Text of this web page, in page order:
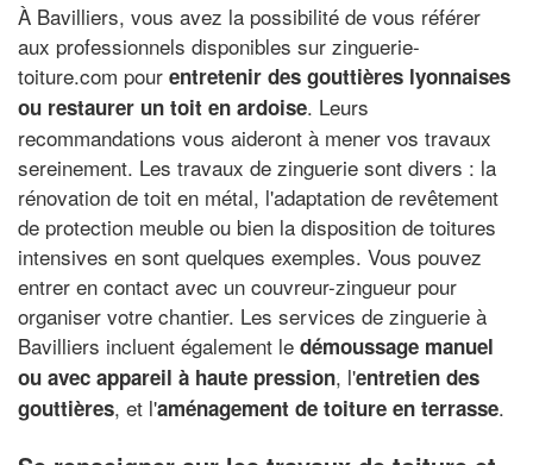
À Bavilliers, vous avez la possibilité de vous référer
aux professionnels disponibles sur zinguerie-
toiture.com pour entretenir des gouttières lyonnaises
ou restaurer un toit en ardoise. Leurs
recommandations vous aideront à mener vos travaux
sereinement. Les travaux de zinguerie sont divers : la
rénovation de toit en métal, l'adaptation de revêtement
de protection meuble ou bien la disposition de toitures
intensives en sont quelques exemples. Vous pouvez
entrer en contact avec un couvreur-zingueur pour
organiser votre chantier. Les services de zinguerie à
Bavilliers incluent également le démoussage manuel
ou avec appareil à haute pression, l'entretien des
gouttières, et l'aménagement de toiture en terrasse.